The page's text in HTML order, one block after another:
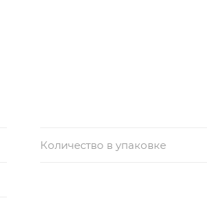
Количество в упаковке